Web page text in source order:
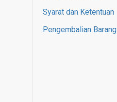
Syarat dan Ketentuan
Pengembalian Barang